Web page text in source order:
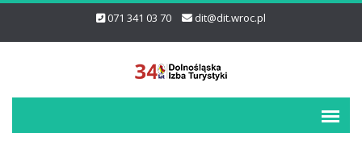
071 341 03 70 dit@dit.wroc.pl